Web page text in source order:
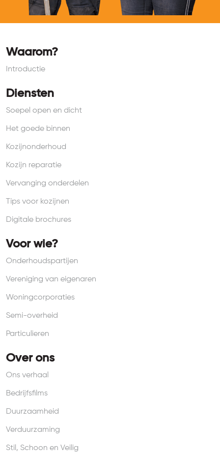
Waarom?
Introductie
Diensten
Soepel open en dicht
Het goede binnen
Kozijnonderhoud
Kozijn reparatie
Vervanging onderdelen
Tips voor kozijnen
Digitale brochures
Voor wie?
Onderhoudspartijen
Vereniging van eigenaren
Woningcorporaties
Semi-overheid
Particulieren
Over ons
Ons verhaal
Bedrijfsfilms
Duurzaamheid
Verduurzaming
Stil, Schoon en Veilig